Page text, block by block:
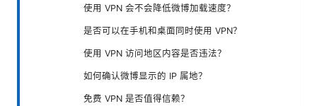
使用 VPN 会不会降低微博加载速度？
是否可以在手机和桌面同时使用 VPN？
使用 VPN 访问地区内容是否违法？
如何确认微博显示的 IP 属地？
免费 VPN 是否值得信赖？